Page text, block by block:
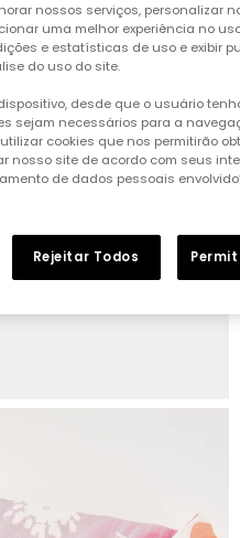
nossos serviços, personalizar
uma melhor experiência no
e estatísticas de uso e exibir
do uso do site.
desde que o usuário
sejam necessários para a
cookies que nos permitirão
nosso site de acordo com seus
de dados pessoais
Rejeitar Todos